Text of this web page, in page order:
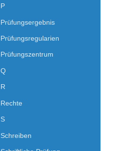
P
Prüfungsergebnis
Prüfungsregularien
Prüfungszentrum
Q
R
Rechte
S
Schreiben